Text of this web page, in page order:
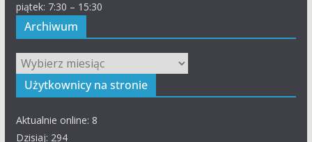
piątek: 7:30 – 15:30
Archiwum
Archiwum
Użytkownicy na stronie
Aktualnie online: 8
Dzisiaj: 294